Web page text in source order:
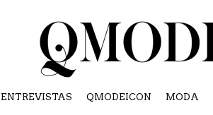
ENTREVISTAS QMODEICON MODA